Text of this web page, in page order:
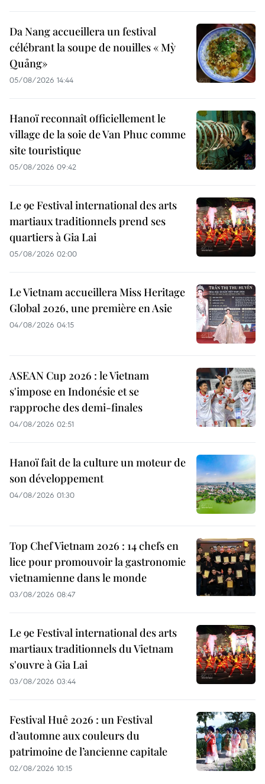
Da Nang accueillera un festival
célébrant la soupe de nouilles « Mỳ
Quảng»
05/08/2026 14:44
Hanoï reconnaît officiellement le
village de la soie de Van Phuc comme
site touristique
05/08/2026 09:42
Le 9e Festival international des arts
martiaux traditionnels prend ses
quartiers à Gia Lai
05/08/2026 02:00
Le Vietnam accueillera Miss Heritage
Global 2026, une première en Asie
04/08/2026 04:15
ASEAN Cup 2026 : le Vietnam
s'impose en Indonésie et se
rapproche des demi-finales
04/08/2026 02:51
Hanoï fait de la culture un moteur de
son développement
04/08/2026 01:30
Top Chef Vietnam 2026 : 14 chefs en
lice pour promouvoir la gastronomie
vietnamienne dans le monde
03/08/2026 08:47
Le 9e Festival international des arts
martiaux traditionnels du Vietnam
s'ouvre à Gia Lai
03/08/2026 03:44
Festival Huê 2026 : un Festival
d’automne aux couleurs du
patrimoine de l’ancienne capitale
02/08/2026 10:15